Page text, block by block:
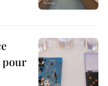
pour